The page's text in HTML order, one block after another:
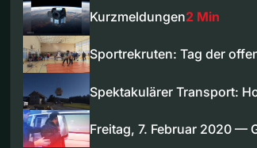
Kurzmeldungen2 Min
Sportrekruten: Tag der
Spektakulärer Transport:
Freitag, 7. Februar 2020 —